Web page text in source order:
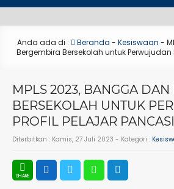
Anda ada di : Beranda - Kesiswaan -
Bergembira Bersekolah untuk Perwujudan
MPLS 2023, BANGGA
BERSEKOLAH UNTUK
PROFIL PELAJAR
Diterbitkan : Kamis, 27 Juli 2023 - Kategori :